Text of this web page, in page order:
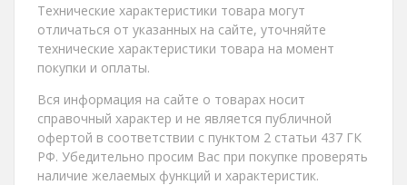
Технические характеристики товара могут
отличаться от указанных на сайте, уточняйте
технические характеристики товара на момент
покупки и оплаты.
Вся информация на сайте о товарах носит
справочный характер и не является публичной
офертой в соответствии с пунктом 2 статьи 437 ГК
РФ. Убедительно просим Вас при покупке проверять
наличие желаемых функций и характеристик.